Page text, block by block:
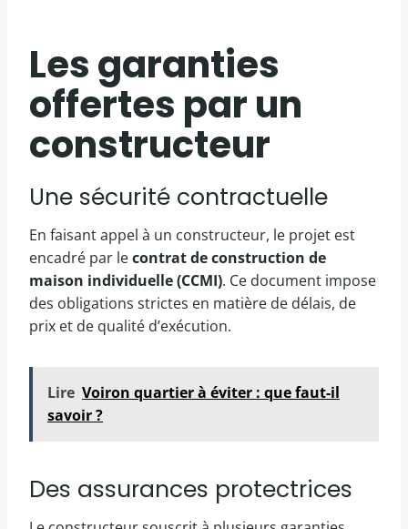
Les garanties
offertes par un
constructeur
Une sécurité contractuelle
En faisant appel à un constructeur, le projet est
encadré par lecontrat de construction de
maison individuelle (CCMI). Ce document impose
des obligations strictes en matière de délais, de
prix et de qualité d’exécution.
Lire Voiron quartier à éviter : que faut-il
savoir ?
Des assurances protectrices